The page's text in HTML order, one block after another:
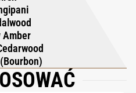
ocieplone jamajską
ambra i madagaskarska
pozostawiając
się niczym ostatni blask
Amber